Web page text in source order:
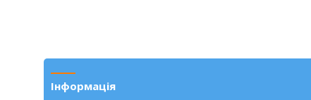
Інформація